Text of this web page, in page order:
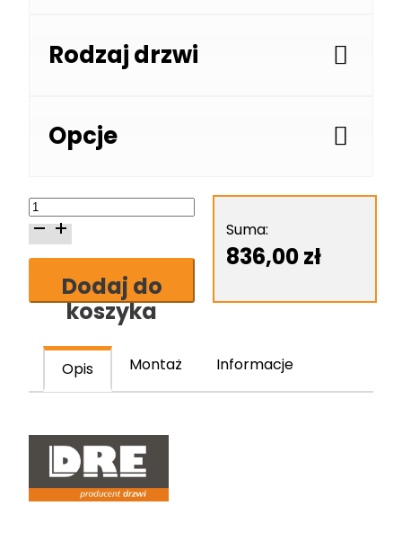
Rodzaj drzwi
Opcje
ilość
Skrzydło
drzwiowe
FoscaDodaj do
koszyka
Suma:
836,00zł
Opis Montaż Informacje